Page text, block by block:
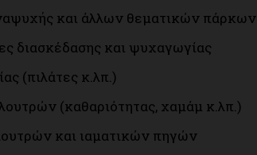
και άλλων θεματικών πάρκων
διασκέδασης και ψυχαγωγίας
(πιλάτες κ.λπ.)
(καθαριότητας, χαμάμ κ.λπ.)
και ιαματικών πηγών